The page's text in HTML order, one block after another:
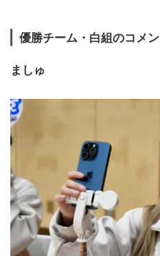
優勝チーム・白組のコメ
ましゅ